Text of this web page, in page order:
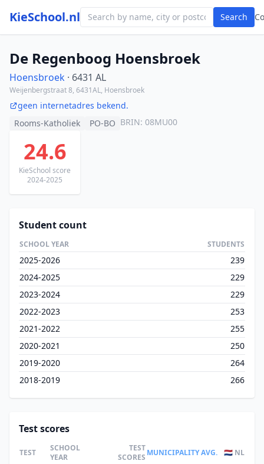
KieSchool.nl Search
De Regenboog Hoensbroek
Hoensbroek · 6431 AL
Weijenbergstraat 8, 6431AL, Hoensbroek
geen internetadres bekend.
Rooms-Katholiek
PO-BO BRIN: 08MU00
24.6
KieSchool score
2024-2025
Student count
SCHOOL YEAR STUDENTS
2025-2026
239
2024-2025
229
2023-2024
229
2022-2023
253
2021-2022
255
2020-2021
250
2019-2020
264
2018-2019
266
Test scores
TEST
SCHOOL
YEAR
TEST
SCORES MUNICIPALITY AVG. 🇳🇱 NL